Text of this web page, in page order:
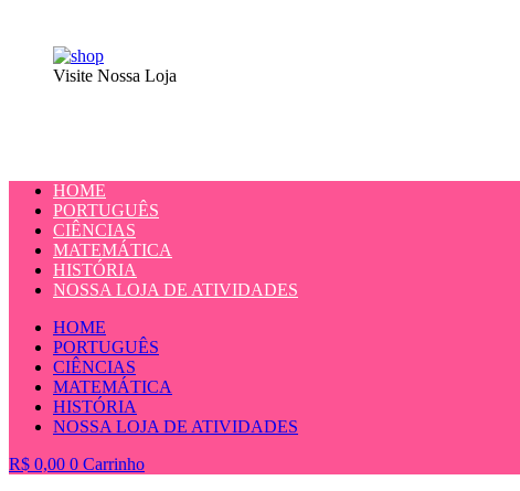
Visite Nossa Loja
HOME
PORTUGUÊS
CIÊNCIAS
MATEMÁTICA
HISTÓRIA
NOSSA LOJA DE ATIVIDADES
HOME
PORTUGUÊS
CIÊNCIAS
MATEMÁTICA
HISTÓRIA
NOSSA LOJA DE ATIVIDADES
R$ 0,00 0 Carrinho